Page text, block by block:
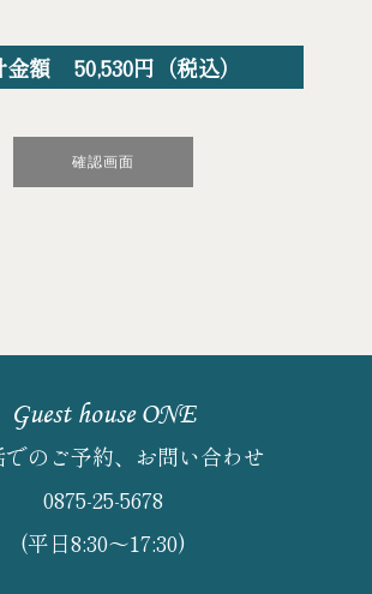
金額 50,530円（税込）
Guest house ONE
でのご予約、お問い合わせ
0875-25-5678
(平日8:30～17:30)